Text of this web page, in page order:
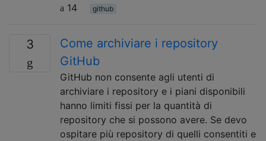
14
github
3
Come archiviare i repository
GitHub
GitHub non consente agli utenti di
archiviare i repository e i piani disponibili
hanno limiti fissi per la quantità di
repository che si possono avere. Se devo
ospitare più repository di quelli consentiti e